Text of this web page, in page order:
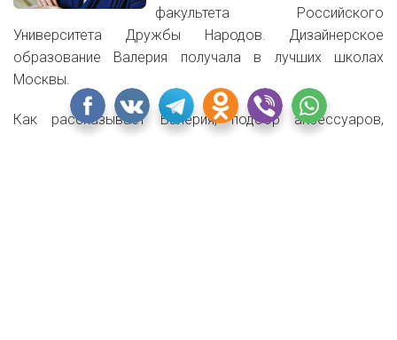
факультета Российского
Университета Дружбы Народов. Дизайнерское
образование Валерия получала в лучших школах
Москвы.
Как рассказывает Валерия, подбор аксессуаров,